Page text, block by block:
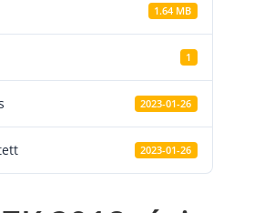
1.64 MB
1
2023-01-26
2023-01-26